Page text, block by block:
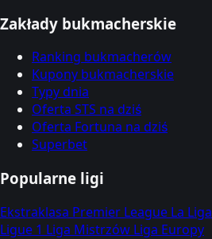
Zakłady bukmacherskie
Ranking bukmacherów
Kupony bukmacherskie
Typy dnia
Oferta STS na dziś
Oferta Fortuna na dziś
Superbet
Popularne ligi
Ekstraklasa Premier League La Liga
Ligue 1 Liga Mistrzów Liga Europy